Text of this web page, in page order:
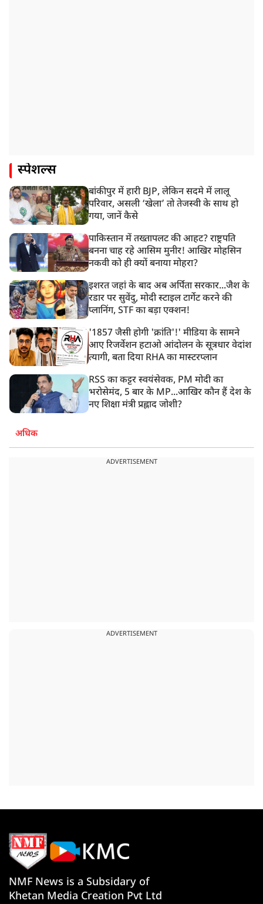
स्पेशल्स
बांकीपुर में हारी BJP, लेकिन सदमे में लालू
परिवार, असली ‘खेला’ तो तेजस्वी के साथ हो
गया, जानें कैसे
पाकिस्तान में तख्तापलट की आहट? राष्ट्रपति
बनना चाह रहे आसिम मुनीर! आखिर मोहसिन
नकवी को ही क्यों बनाया मोहरा?
इशरत जहां के बाद अब अर्पिता सरकार...जैश के
रडार पर सुवेंदु, मोदी स्टाइल टार्गेट करने की
प्लानिंग, STF का बड़ा एक्शन!
'1857 जैसी होगी 'क्रांति'!' मीडिया के सामने
आए रिजर्वेशन हटाओ आंदोलन के सूत्रधार वेदांश
त्यागी, बता दिया RHA का मास्टरप्लान
RSS का कट्टर स्वयंसेवक, PM मोदी का
भरोसेमंद, 5 बार के MP...आखिर कौन हैं देश के
नए शिक्षा मंत्री प्रह्लाद जोशी?
अधिक
ADVERTISEMENT
ADVERTISEMENT
NMF News is a Subsidary of
Khetan Media Creation Pvt Ltd